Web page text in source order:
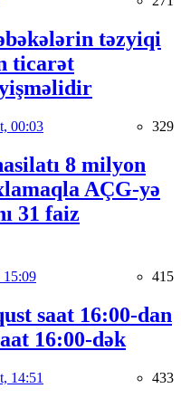
təzyiqi
ticarət
00:03 329
8 milyon
AÇG-yə
31 faiz
15:09 415
saat 16:00-dan
16:00-dək
14:51 433